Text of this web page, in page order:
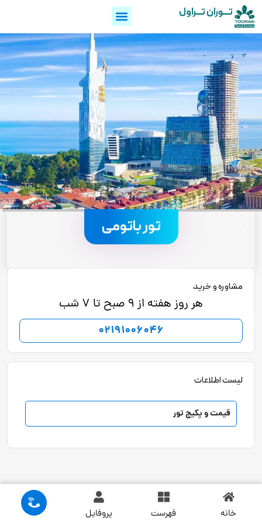
تـــوران تـــراول
تور باتومی
مشاوره و خرید
هر روز هفته از 9 صبح تا 7 شب
02191006046
لیست اطلاعات
قیمت و پکیج تور
خانه فهرست پروفایل